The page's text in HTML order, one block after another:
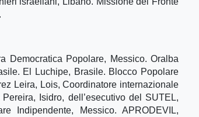
Democratica Popolare, Messico. Oralba
El Luchipe, Brasile. Blocco Popolare
Leira, Lois, Coordinatore internazionale
Isidro, dell’esecutivo del SUTEL,
Indipendente, Messico. APRODEVIL,